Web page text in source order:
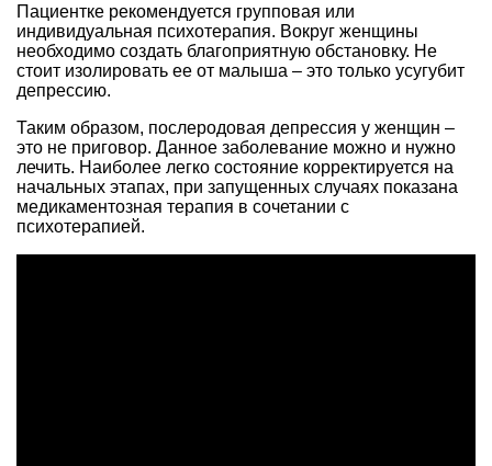
Пациентке рекомендуется групповая или
индивидуальная психотерапия. Вокруг женщины
необходимо создать благоприятную обстановку. Не
стоит изолировать ее от малыша – это только усугубит
депрессию.
Таким образом, послеродовая депрессия у женщин –
это не приговор. Данное заболевание можно и нужно
лечить. Наиболее легко состояние корректируется на
начальных этапах, при запущенных случаях показана
медикаментозная терапия в сочетании с
психотерапией.